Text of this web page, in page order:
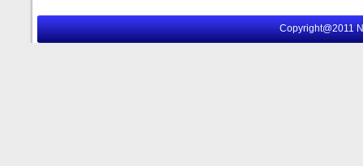
Copyright@2011